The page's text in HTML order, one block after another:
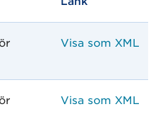
Visa som XML
Visa som XML